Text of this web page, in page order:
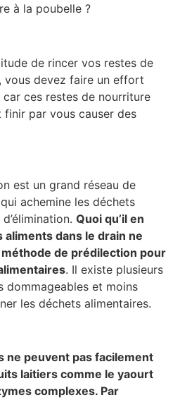
à la poubelle ?
de rincer vos restes de
vous devez faire un effort
ces restes de nourriture
finir par vous causer des
est un grand réseau de
achemine les déchets
Quoi qu’il en
dans le drain ne
de prédilection pour
. Il existe plusieurs
dommageables et moins
les déchets alimentaires.
ne peuvent pas facilement
laitiers comme le yaourt
complexes. Par